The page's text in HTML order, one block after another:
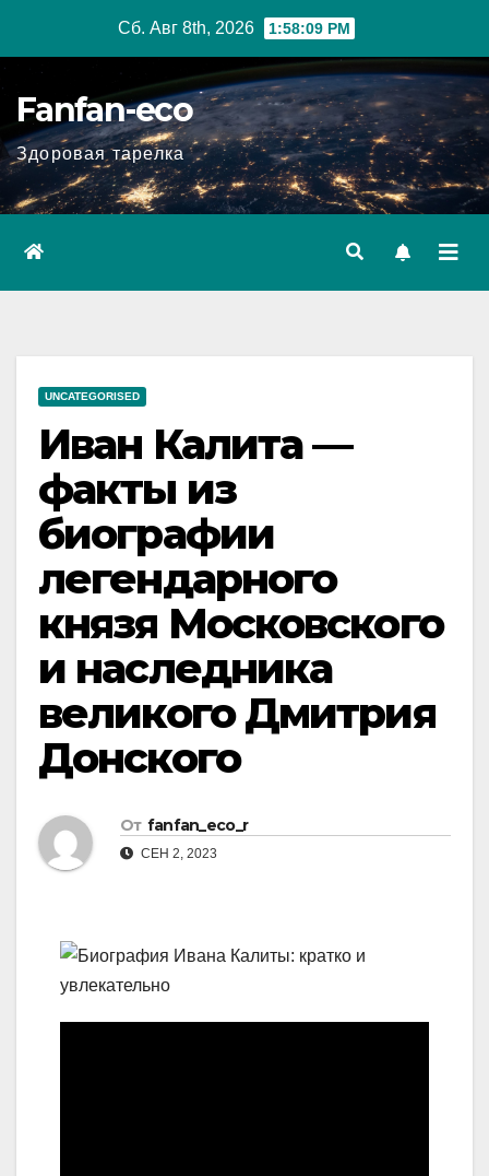
Сб. Авг 8th, 2026 1:58:10 PM
Fanfan-eco
Здоровая тарелка
UNCATEGORISED
Иван Калита —
факты из
биографии
легендарного
князя Московского
и наследника
великого Дмитрия
Донского
От fanfan_eco_r
СЕН 2, 2023